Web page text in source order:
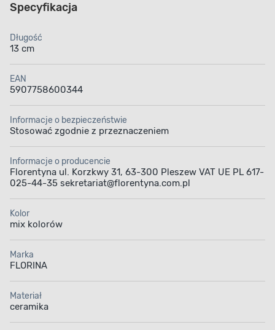
Specyfikacja
Długość
13 cm
EAN
5907758600344
Informacje o bezpieczeństwie
Stosować zgodnie z przeznaczeniem
Informacje o producencie
Florentyna ul. Korzkwy 31, 63-300 Pleszew VAT UE PL 617-
025-44-35 sekretariat@florentyna.com.pl
Kolor
mix kolorów
Marka
FLORINA
Materiał
ceramika